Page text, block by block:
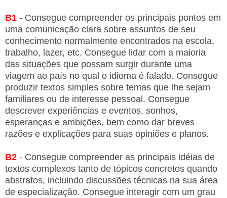
B1 - Consegue compreender os principais pontos em
uma comunicação clara sobre assuntos de seu
conhecimento normalmente encontrados na escola,
trabalho, lazer, etc. Consegue lidar com a maioria
das situações que possam surgir durante uma
viagem ao país no qual o idioma é falado. Consegue
produzir textos simples sobre temas que lhe sejam
familiares ou de interesse pessoal. Consegue
descrever experiências e eventos, sonhos,
esperanças e ambições, bem como dar breves
razões e explicações para suas opiniões e planos.
B2 - Consegue compreender as principais idéias de
textos complexos tanto de tópicos concretos quando
abstratos, incluindo discussões técnicas na sua área
de especialização. Consegue interagir com um grau